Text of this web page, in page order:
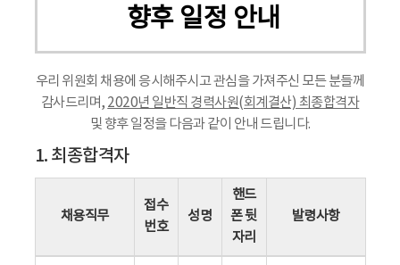
향후 일정 안내
우리 위원회 채용에 응시해주시고 관심을 가져주신 모든 분들께
감사드리며, 2020년 일반직 경력사원(회계결산) 최종합격자
및 향후 일정을 다음과 같이 안내 드립니다.
1. 최종합격자
채용직무
접수
번호
성명
핸드
폰 뒷
자리
발령사항